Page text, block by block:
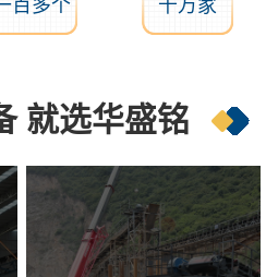
百多个 千万家
就选华盛铭